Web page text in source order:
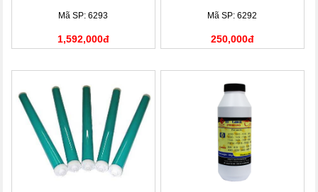
Mã SP: 6293
1,592,000đ
Mã SP: 6292
250,000đ